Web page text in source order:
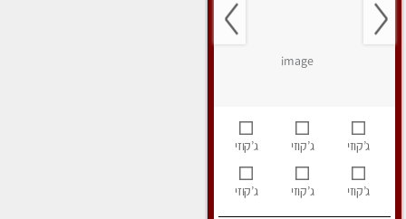
ג’קוזי ג’קוזי ג’קוזי
ג’קוזי ג’קוזי ג’קוזי